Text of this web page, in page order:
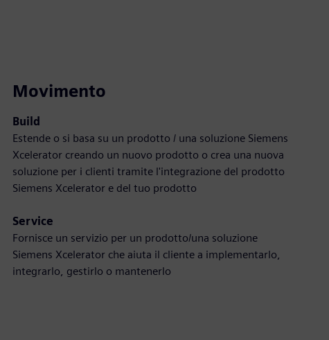
Movimento
Build
Estende o si basa su un prodotto / una soluzione Siemens
Xcelerator creando un nuovo prodotto o crea una nuova
soluzione per i clienti tramite l'integrazione del prodotto
Siemens Xcelerator e del tuo prodotto
Service
Fornisce un servizio per un prodotto/una soluzione
Siemens Xcelerator che aiuta il cliente a implementarlo,
integrarlo, gestirlo o mantenerlo